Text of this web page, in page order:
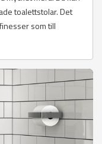
toalettstolar. Det
som till